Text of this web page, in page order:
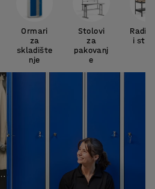
Ormari
za
skladište
nje
Stolovi
za
pakovanj
e
i